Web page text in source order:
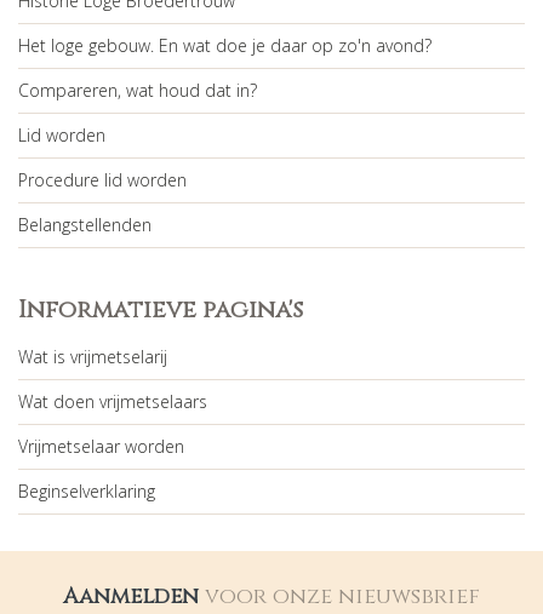
Het loge gebouw. En wat doe je daar op zo'n avond?
Compareren, wat houd dat in?
Lid worden
Procedure lid worden
Belangstellenden
Informatieve pagina's
Wat is vrijmetselarij
Wat doen vrijmetselaars
Vrijmetselaar worden
Beginselverklaring
Aanmelden voor onze nieuwsbrief